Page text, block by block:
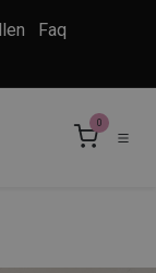
Faq
0